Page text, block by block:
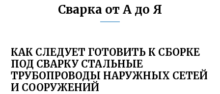
Сварка от А до Я
КАК СЛЕДУЕТ ГОТОВИТЬ К СБОРКЕ
ПОД СВАРКУ СТАЛЬНЫЕ
ТРУБОПРОВОДЫ НАРУЖНЫХ СЕТЕЙ
И СООРУЖЕНИЙ